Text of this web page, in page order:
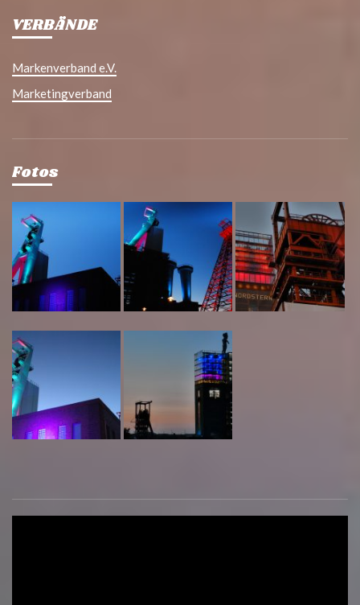
VERBÄNDE
Markenverband e.V.
Marketingverband
Fotos